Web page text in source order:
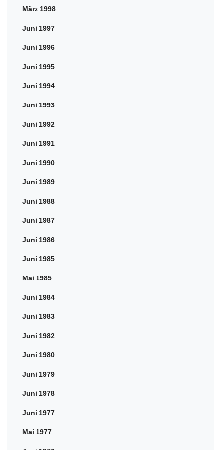
März 1998
Juni 1997
Juni 1996
Juni 1995
Juni 1994
Juni 1993
Juni 1992
Juni 1991
Juni 1990
Juni 1989
Juni 1988
Juni 1987
Juni 1986
Juni 1985
Mai 1985
Juni 1984
Juni 1983
Juni 1982
Juni 1980
Juni 1979
Juni 1978
Juni 1977
Mai 1977